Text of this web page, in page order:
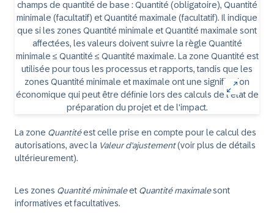
La zone Quantitéest celle prise en compte pour le calcul des
autorisations, avec la Valeur d'ajustement(voir plus de détails
ultérieurement).
Les zones Quantité minimaleet Quantité maximalesont
informatives et facultatives.